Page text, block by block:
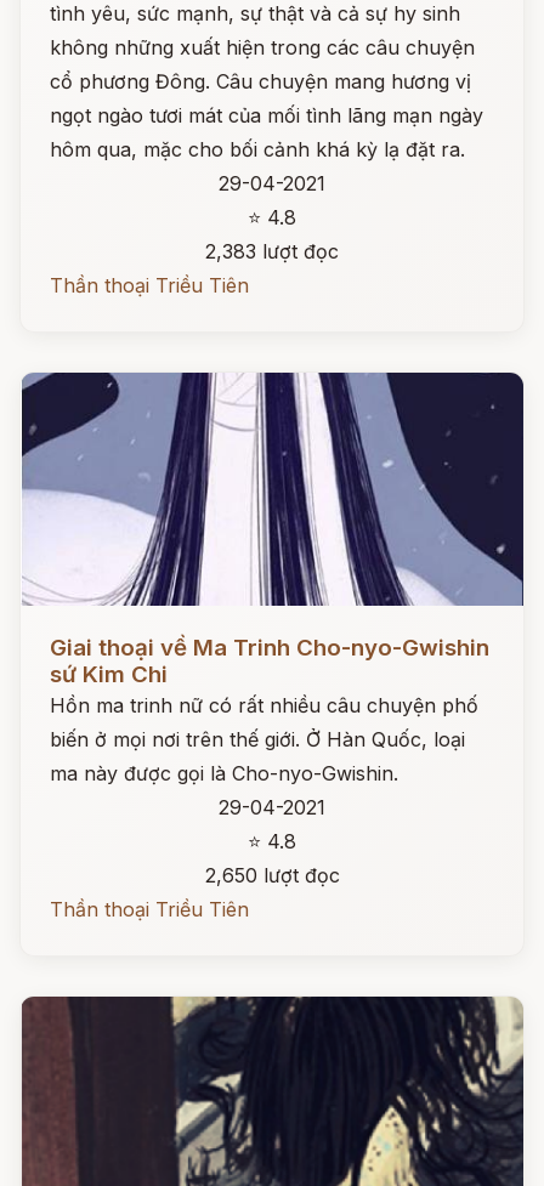
tình yêu, sức mạnh, sự thật và cả sự hy sinh
không những xuất hiện trong các câu chuyện
cổ phương Đông. Câu chuyện mang hương vị
ngọt ngào tươi mát của mối tình lãng mạn ngày
hôm qua, mặc cho bối cảnh khá kỳ lạ đặt ra.
29-04-2021
⭐ 4.8
2,383 lượt đọc
Thần thoại Triều Tiên
Giai thoại về Ma Trinh Cho-nyo-Gwishin
sứ Kim Chi
Hồn ma trinh nữ có rất nhiều câu chuyện phố
biến ở mọi nơi trên thế giới. Ở Hàn Quốc, loại
ma này được gọi là Cho-nyo-Gwishin.
29-04-2021
⭐ 4.8
2,650 lượt đọc
Thần thoại Triều Tiên